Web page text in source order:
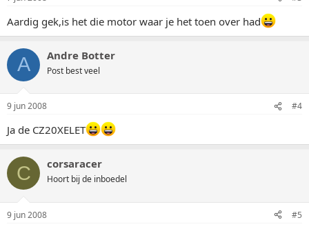
Aardig gek,is het die motor waar je het toen over had
A Andre Botter
Post best veel
9 jun 2008 #4
Ja de CZ20XELET
C corsaracer
Hoort bij de inboedel
9 jun 2008 #5